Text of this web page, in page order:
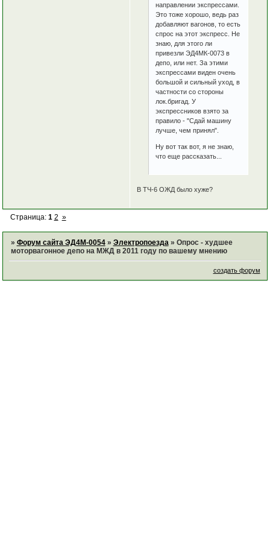
направлении экспрессами.
Это тоже хорошо, ведь раз
добавляют вагонов, то есть
спрос на этот экспресс. Не
знаю, для этого ли
привезли ЭД4МК-0073 в
депо, или нет. За этими
экспрессами виден очень
большой и сильный уход, в
частности со стороны
лок.бригад. У
экспрессников взято за
правило - "Сдай машину
лучше, чем принял".
Ну вот так вот, я не знаю,
что еще рассказать...
В ТЧ-6 ОЖД было хуже?
Страница: 1 2 »
» Форум сайта ЭД4М-0054 » Электропоезда » Опрос - худшее
моторвагонное депо на МЖД в 2011 году по вашему мнению
создать форум